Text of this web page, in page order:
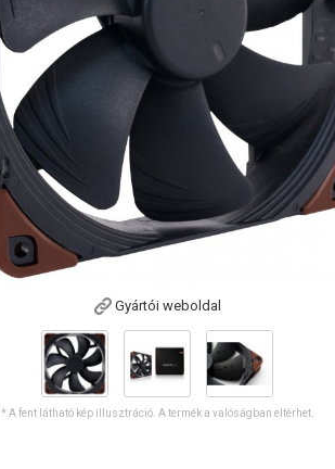
Gyártói weboldal
* A fent látható kép illusztráció. A termék a valóságban eltérhet.